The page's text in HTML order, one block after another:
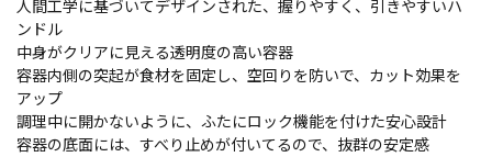
人間工学に基づいてデザインされた、握りやすく、引きやすいハ
ンドル
中身がクリアに見える透明度の高い容器
容器内側の突起が食材を固定し、空回りを防いで、カット効果を
アップ
調理中に開かないように、ふたにロック機能を付けた安心設計
容器の底面には、すべり止めが付いてるので、抜群の安定感